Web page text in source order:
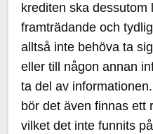
krediten ska dessutom
framträdande och
alltså inte behöva ta
eller till någon annan
ta del av
bör det även finnas ett
vilket det inte funnits